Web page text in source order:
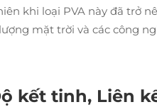
khi loại PVA này đã trở
mặt trời và các công
kết tinh, Liên